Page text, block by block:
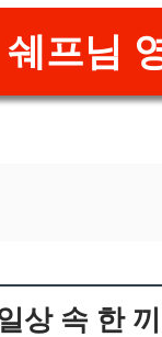
프님
상 속 한